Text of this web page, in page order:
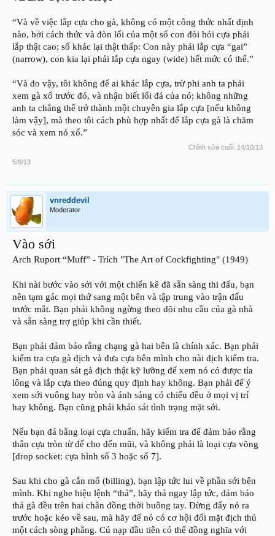
“Và về việc lắp cựa cho gà, không có một công thức nhất định
nào, bởi cách thức và đòn lối của một số con đòi hỏi cựa phải
lắp thật cao; số khác lại thật thấp: Con này phải lắp cựa “gai”
(narrow), con kia lại phải lắp cựa ngay (wide) hết mức có thể.”
“Và do vậy, tôi không để ai khác lắp cựa, trừ phi anh ta phải
xem gà xổ trước đó, và nhận biết lối đá của nó; không những
anh ta chẳng thể trở thành một chuyên gia lắp cựa [nếu không
làm vậy], mà theo tôi cách phù hợp nhất để lắp cựa gà là chăm
sóc và xem nó xổ.”
Chỉnh sửa cuối: 14/10/13
5/8/13
vnreddevil
Moderator
Vào sới
Arch Ruport “Muff” - Trích "The Art of Cockfighting" (1949)
Khi nài bước vào sới với một chiến kê đã sẵn sàng thi đấu, bạn
nên tạm gác mọi thứ sang một bên và tập trung vào trận đấu
trước mắt. Bạn phải không ngừng theo dõi nhu cầu của gà nhà
và sẵn sàng trợ giúp khi cần thiết.
Bạn phải đảm bảo rằng chạng gà hai bên là chính xác. Bạn phải
kiểm tra cựa gà địch và đưa cựa bên mình cho nài địch kiểm tra.
Bạn phải quan sát gà địch thật kỹ lưỡng để xem nó có được tỉa
lông và lắp cựa theo đúng quy định hay không. Bạn phải để ý
xem sới vuông hay tròn và ánh sáng có chiếu đều ở mọi vị trí
hay không. Bạn cũng phải khảo sát tình trạng mặt sới.
Nếu bạn đá bằng loại cựa chuẩn, hãy kiểm tra để đảm bảo rằng
thân cựa tròn từ đế cho đến mũi, và không phải là loại cựa võng
[drop socket: cựa hình số 3 hoặc số 7].
Sau khi cho gà cắn mổ (billing), bạn lập tức lui về phần sới bên
mình. Khi nghe hiệu lệnh “thả”, hãy thả ngay lập tức, đảm bảo
thả gà đều trên hai chân đồng thời buông tay. Đừng đẩy nó ra
trước hoặc kéo về sau, mà hãy để nó có cơ hội đối mặt địch thủ
một cách sòng phẳng. Cú nạp đầu tiên có thể đồng nghĩa với